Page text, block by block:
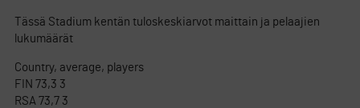
Tässä Stadium kentän tuloskeskiarvot maittain ja pelaajien
lukumäärät
Country, average, players
FIN 73,3 3
RSA 73,7 3